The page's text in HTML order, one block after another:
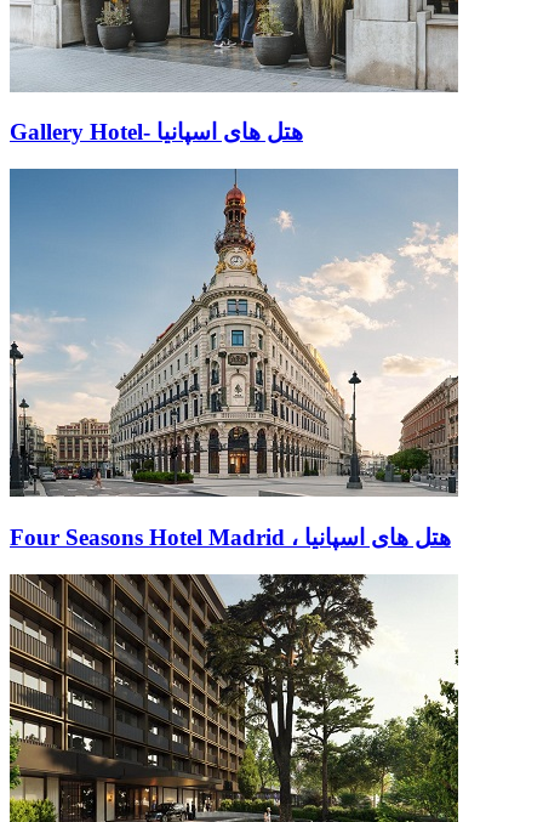
Gallery Hotel- هتل های اسپانیا
Four Seasons Hotel Madrid ، هتل های اسپانیا